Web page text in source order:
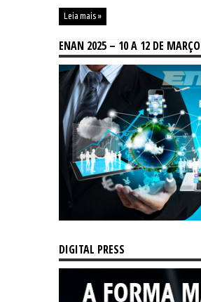
Leia mais »
ENAN 2025 – 10 A 12 DE MARÇO
DIGITAL PRESS